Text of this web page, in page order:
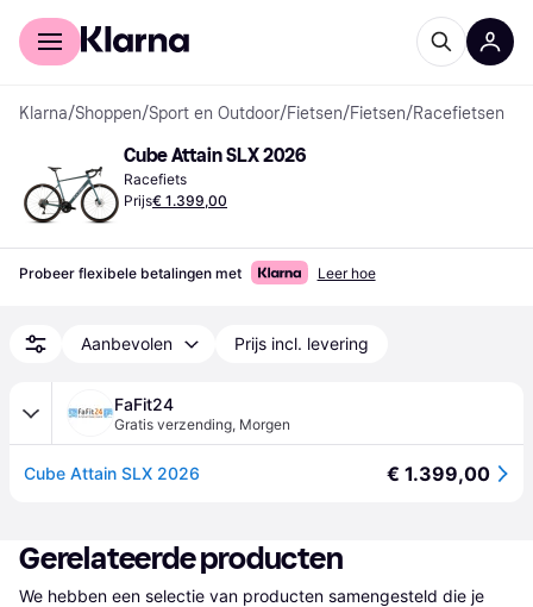
Voor shoppers
Klarna/Shoppen/Sport en Outdoor/Fietsen/Fietsen/Racefietsen
Cube Attain SLX 2026
Racefiets
Prijs€ 1.399,00
Probeer flexibele betalingen met Leer hoe
Aanbevolen Prijs incl. levering
FaFit24
Gratis verzending, Morgen
Cube Attain SLX 2026 € 1.399,00
Gerelateerde producten
We hebben een selectie van producten samengesteld die je